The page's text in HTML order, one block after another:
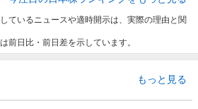
ているニュースや適時開示は、実際の理由と関
前日比・前日差を示しています。
もっと見る